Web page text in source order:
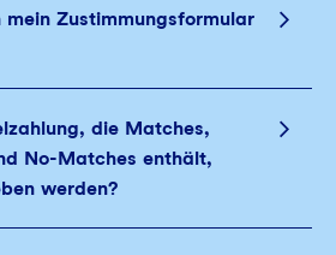
Zustimmungsformular
die Matches,
No-Matches enthält,
werden?